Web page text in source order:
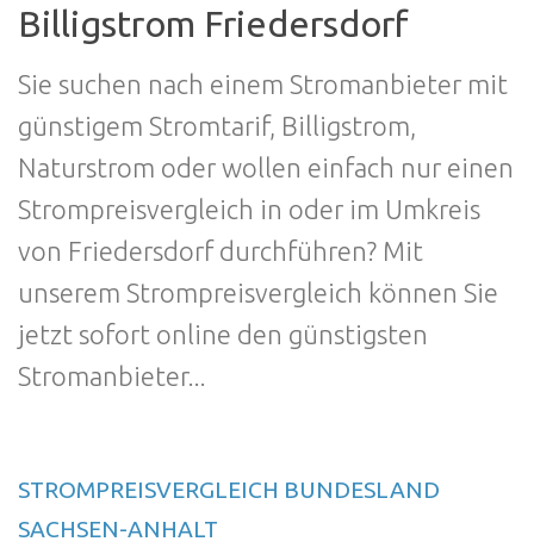
Billigstrom Friedersdorf
Sie suchen nach einem Stromanbieter mit
günstigem Stromtarif, Billigstrom,
Naturstrom oder wollen einfach nur einen
Strompreisvergleich in oder im Umkreis
von Friedersdorf durchführen? Mit
unserem Strompreisvergleich können Sie
jetzt sofort online den günstigsten
Stromanbieter...
STROMPREISVERGLEICH BUNDESLAND
SACHSEN-ANHALT